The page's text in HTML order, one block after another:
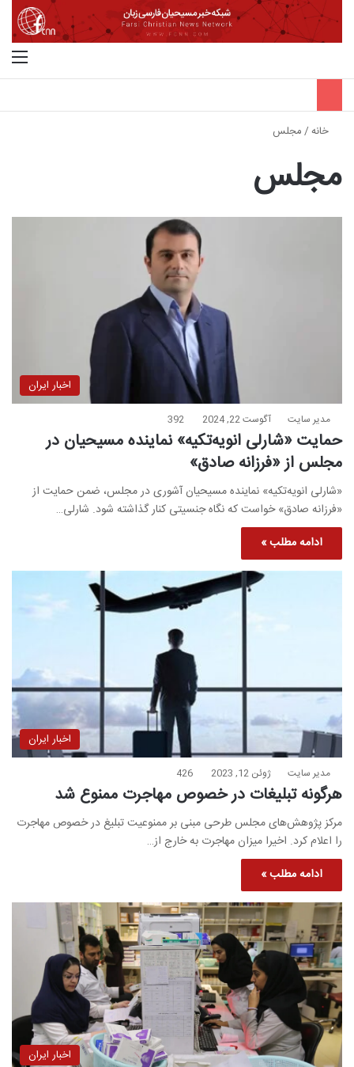
خانه/مجلس
مجلس
اخبار ایران
مدیر سایت آگوست 22, 2024 392
حمایت «شارلی انویه‌تکیه» نماینده مسیحیان در
مجلس از «فرزانه صادق»
«شارلی انویه‌تکیه» نماینده مسیحیان آشوری در مجلس، ضمن حمایت از
«فرزانه صادق» خواست که نگاه جنسیتی کنار گذاشته شود. شارلی…
ادامه مطلب »
اخبار ایران
مدیر سایت ژوئن 12, 2023 426
هرگونه تبلیغات در خصوص مهاجرت ممنوع شد
مرکز پژوهش‌های مجلس طرحی مبنی بر ممنوعیت تبلیغ در خصوص مهاجرت
را اعلام کرد. اخیرا میزان مهاجرت به خارج از…
ادامه مطلب »
اخبار ایران